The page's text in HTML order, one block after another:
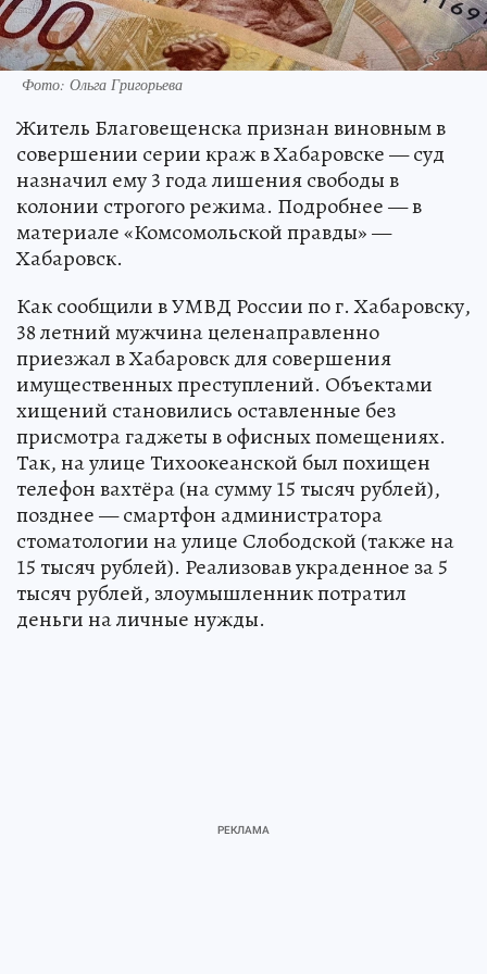
Фото: Ольга Григорьева
Житель Благовещенска признан виновным в
совершении серии краж в Хабаровске — суд
назначил ему 3 года лишения свободы в
колонии строгого режима. Подробнее — в
материале «Комсомольской правды» —
Хабаровск.
Как сообщили в УМВД России по г. Хабаровску,
38 летний мужчина целенаправленно
приезжал в Хабаровск для совершения
имущественных преступлений. Объектами
хищений становились оставленные без
присмотра гаджеты в офисных помещениях.
Так, на улице Тихоокеанской был похищен
телефон вахтёра (на сумму 15 тысяч рублей),
позднее — смартфон администратора
стоматологии на улице Слободской (также на
15 тысяч рублей). Реализовав украденное за 5
тысяч рублей, злоумышленник потратил
деньги на личные нужды.